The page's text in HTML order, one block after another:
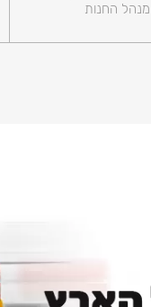
מנהל החנות